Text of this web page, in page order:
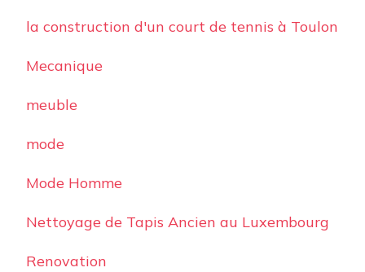
la construction d'un court de tennis à Toulon
Mecanique
meuble
mode
Mode Homme
Nettoyage de Tapis Ancien au Luxembourg
Renovation